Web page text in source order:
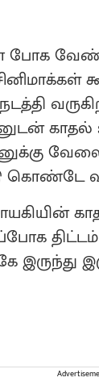
போக
காதல்
திட்டம்